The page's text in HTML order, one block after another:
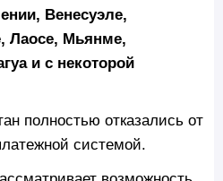
Венесуэле,
Лаосе, Мьянме,
и с некоторой
полностью отказались от
системой.